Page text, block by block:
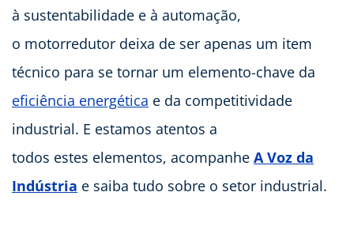
à sustentabilidade e à automação,
o motorredutor deixa de ser apenas um item
técnico para se tornar um elemento-chave da
eficiência energética e da competitividade
industrial. E estamos atentos a
todos estes elementos, acompanhe A Voz da
Indústria e saiba tudo sobre o setor industrial.